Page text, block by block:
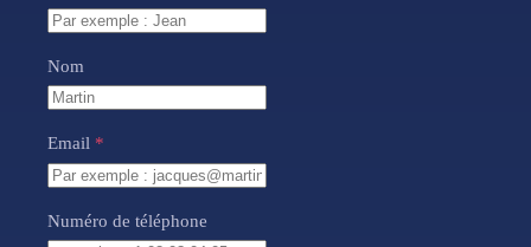
Nom
Email *
Numéro de téléphone